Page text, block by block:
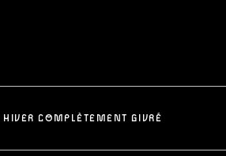
COMPLÈTEMENT GIVRÉ